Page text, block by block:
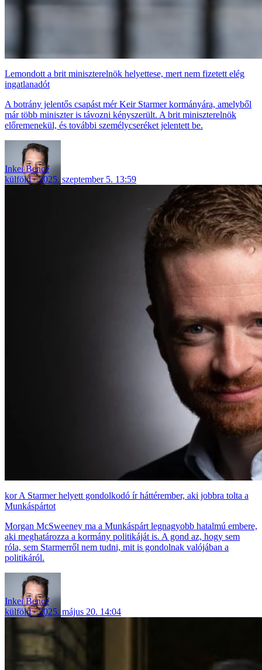
Lemondott a brit miniszterelnök helyettese, mert nem fizetett elég
ingatlanadót
A botrány jelentős csapást mér Keir Starmer kormányára, amelyből
már több miniszter is távozni kényszerült. A brit miniszterelnök
előremenekül, és további személycseréket jelentett be.
Inkei Bence
külföld
2025. szeptember 5. 13:59
A Starmer helyett gondolkodó ír háttérember, aki jobbra tolta a
Munkáspártot
Morgan McSweeney ma a Munkáspárt legnagyobb hatalmú embere,
aki meghatározza a kormány politikáját is. A gond az, hogy sem
róla, sem Starmerről nem tudni, mit is gondolnak valójában a
politikáról.
Inkei Bence
külföld
2025. május 20. 14:04